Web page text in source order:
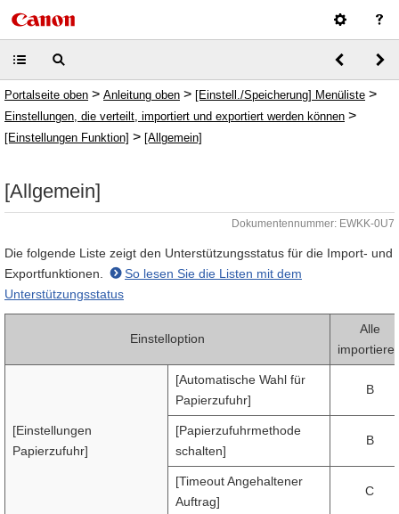
Portalseite oben > Anleitung oben > [Einstell./Speicherung] Menüliste >
Einstellungen, die verteilt, importiert und exportiert werden können >
[Einstellungen Funktion] > [Allgemein]
[Allgemein]
Dokumentennummer: EWKK-0U7
Die folgende Liste zeigt den Unterstützungsstatus für die Import- und
Exportfunktionen.
So lesen Sie die Listen mit dem
Unterstützungsstatus
Einstelloption
Alle
[Einstellungen
Papierzufuhr]
[Automatische Wahl für
Papierzufuhr]
B
[Papierzufuhrmethode
schalten]
B
[Timeout Angehaltener
Auftrag]
C